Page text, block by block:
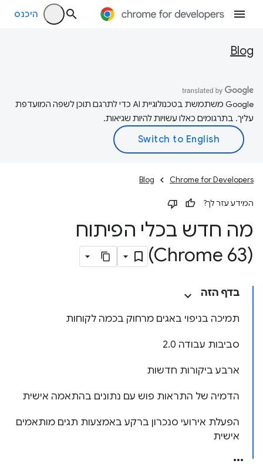
היכנס
Blog
‫Google משתמשת בטכנולוגיית AI כדי לתרגם תוכן לשפה המועדפת
עליך. בתרגומים כאלו עשויות להיות שגיאות.
Chrome for Developers
Blog
המידע עזר לך?
מה חדש בכלי הפיתוח
(Chrome 63)
בדף הזה
תמיכה בניפוי באגים מרחוק בכמה לקוחות
סביבות עבודה 2.0
ארבע ביקורות חדשות
הדמיה של התראות פוש עם נתונים בהתאמה אישית
הפעלת אירועי סנכרון ברקע באמצעות תגים מותאמים
אישית